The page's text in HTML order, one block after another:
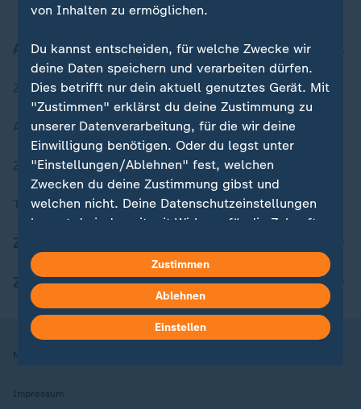
Aktuell bei ZDFheute
Zuletzt veröffentlicht
Aktuelle Sendungs-Videos
ZDFheute Stories
Themen im Überblick
ZDFheute Apps
Nutzungsbedingungen
Impressum
von Inhalten zu ermöglichen.
Du kannst entscheiden, für welche Zwecke wir
deine Daten speichern und verarbeiten dürfen.
Dies betrifft nur dein aktuell genutztes Gerät. Mit
"Zustimmen" erklärst du deine Zustimmung zu
unserer Datenverarbeitung, für die wir deine
Einwilligung benötigen. Oder du legst unter
"Einstellungen/Ablehnen" fest, welchen
Zwecken du deine Zustimmung gibst und
welchen nicht. Deine Datenschutzeinstellungen
kannst du jederzeit mit Wirkung für die Zukunft
Hier findest du das Impressum.
Weitere Informationen findest du in unserer
Datenschutzerklärung.
Zustimmen
Ablehnen
Einstellen